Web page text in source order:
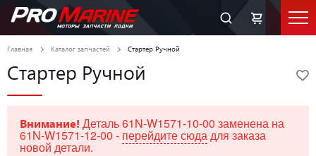
Главная Каталог запчастей Стартер Ручной
Стартер Ручной
Внимание! Деталь 61N-W1571-10-00 заменена на
61N-W1571-12-00 - перейдите сюдадля заказа
новой детали.